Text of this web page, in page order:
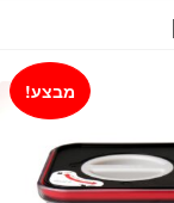
מבצע!